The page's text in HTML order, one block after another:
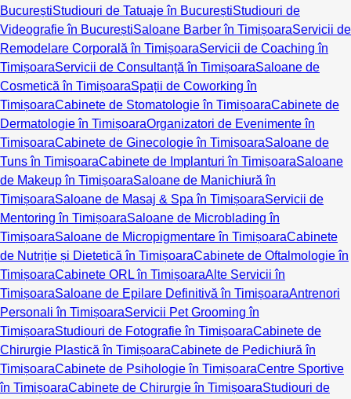
BucureștiStudiouri de Tatuaje în BucureștiStudiouri de
Videografie în BucureștiSaloane Barber în TimișoaraServicii de
Remodelare Corporală în TimișoaraServicii de Coaching în
TimișoaraServicii de Consultanță în TimișoaraSaloane de
Cosmetică în TimișoaraSpații de Coworking în
TimișoaraCabinete de Stomatologie în TimișoaraCabinete de
Dermatologie în TimișoaraOrganizatori de Evenimente în
TimișoaraCabinete de Ginecologie în TimișoaraSaloane de
Tuns în TimișoaraCabinete de Implanturi în TimișoaraSaloane
de Makeup în TimișoaraSaloane de Manichiură în
TimișoaraSaloane de Masaj & Spa în TimișoaraServicii de
Mentoring în TimișoaraSaloane de Microblading în
TimișoaraSaloane de Micropigmentare în TimișoaraCabinete
de Nutriție și Dietetică în TimișoaraCabinete de Oftalmologie în
TimișoaraCabinete ORL în TimișoaraAlte Servicii în
TimișoaraSaloane de Epilare Definitivă în TimișoaraAntrenori
Personali în TimișoaraServicii Pet Grooming în
TimișoaraStudiouri de Fotografie în TimișoaraCabinete de
Chirurgie Plastică în TimișoaraCabinete de Pedichiură în
TimișoaraCabinete de Psihologie în TimișoaraCentre Sportive
în TimișoaraCabinete de Chirurgie în TimișoaraStudiouri de